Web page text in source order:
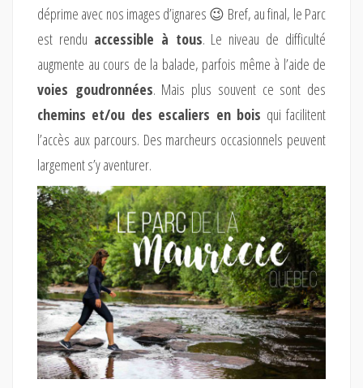
déprime avec nos images d’ignares 😉 Bref, au final, le Parc
est rendu accessible à tous. Le niveau de difficulté
augmente au cours de la balade, parfois même à l’aide de
voies goudronnées. Mais plus souvent ce sont des
chemins et/ou des escaliers en bois qui facilitent
l’accès aux parcours. Des marcheurs occasionnels peuvent
largement s’y aventurer.